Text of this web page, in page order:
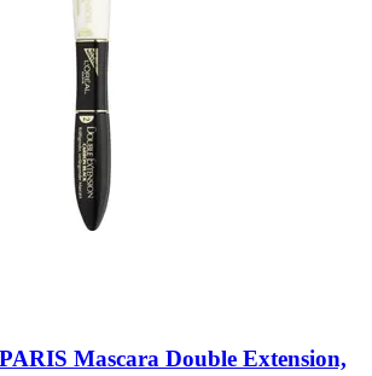
Mascara Double Extension,